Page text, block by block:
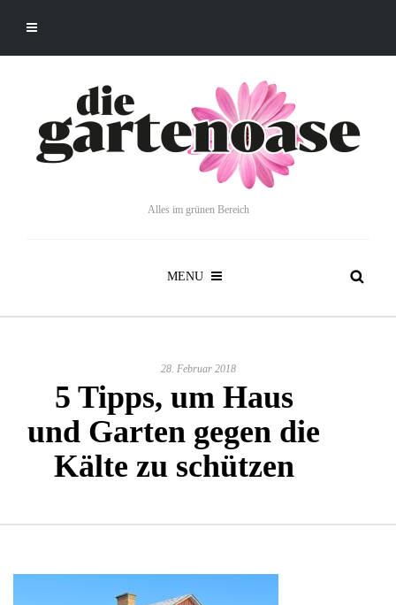
Alles im grünen Bereich
MENU
28. Februar 2018
5 Tipps, um Haus
und Garten gegen die
Kälte zu schützen